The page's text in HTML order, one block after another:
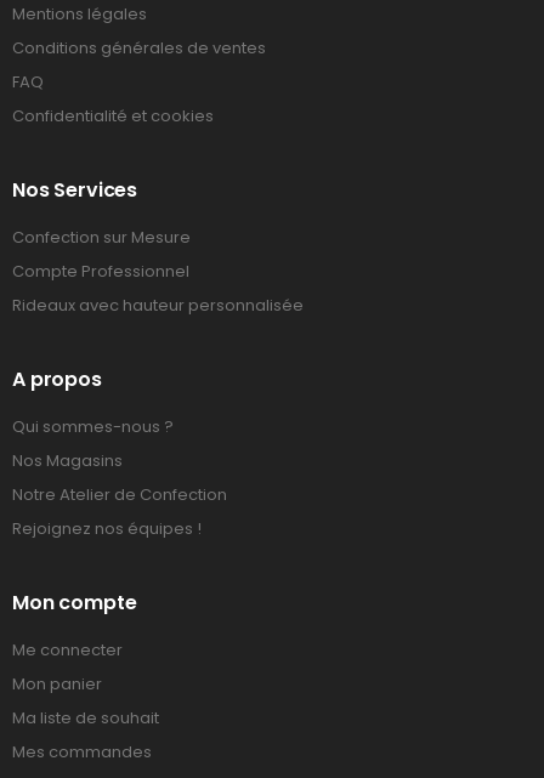
Mentions légales
Conditions générales de ventes
FAQ
Confidentialité et cookies
Nos Services
Confection sur Mesure
Compte Professionnel
Rideaux avec hauteur personnalisée
A propos
Qui sommes-nous ?
Nos Magasins
Notre Atelier de Confection
Rejoignez nos équipes !
Mon compte
Me connecter
Mon panier
Ma liste de souhait
Mes commandes